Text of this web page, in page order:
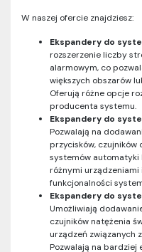
W naszej ofercie znajdziesz:
Ekspandery do
rozszerzenie liczby
alarmowym, co
większych obszarów
Oferują różne opcje
producenta systemu.
Ekspandery do
Pozwalają na
przycisków, czujników
systemów automatyki
różnymi urządzeniami
funkcjonalności
Ekspandery do
Umożliwiają
czujników natężenia
urządzeń związanych
Pozwalają na bardziej